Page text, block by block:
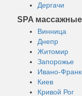
Дергачи
SPA
Винница
Днепр
Житомир
Запорожье
Ивано-
Киев
Кривой Рог